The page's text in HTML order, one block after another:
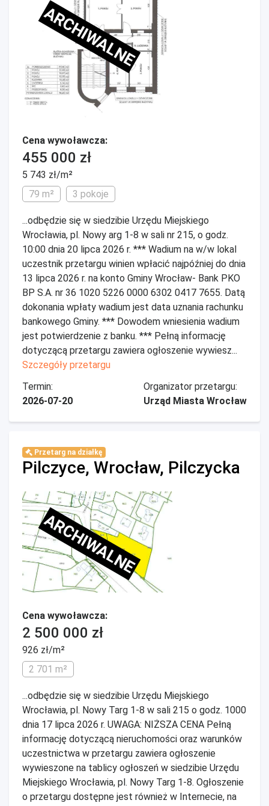
ARCHIWALNE
Cena wywoławcza:
455 000 zł
5 743 zł/m²
79 m²
3 pokoje
...odbędzie się w siedzibie Urzędu Miejskiego
Wrocławia, pl. Nowy arg 1-8 w sali nr 215, o godz.
10:00 dnia 20 lipca 2026 r. *** Wadium na w/w lokal
uczestnik przetargu winien wpłacić najpóźniej do dnia
13 lipca 2026 r. na konto Gminy Wrocław- Bank PKO
BP S.A. nr 36 1020 5226 0000 6302 0417 7655. Datą
dokonania wpłaty wadium jest data uznania rachunku
bankowego Gminy. *** Dowodem wniesienia wadium
jest potwierdzenie z banku. *** Pełną informację
dotyczącą przetargu zawiera ogłoszenie wywiesz...
Szczegóły przetargu
Termin:
2026-07-20
Organizator przetargu:
Urząd Miasta Wrocław
Przetarg na działkę
Pilczyce, Wrocław, Pilczycka
ARCHIWALNE
Cena wywoławcza:
2 500 000 zł
926 zł/m²
2 701 m²
...odbędzie się w siedzibie Urzędu Miejskiego
Wrocławia, pl. Nowy Targ 1-8 w sali 215 o godz. 1000
dnia 17 lipca 2026 r. UWAGA: NIŻSZA CENA Pełną
informację dotyczącą nieruchomości oraz warunków
uczestnictwa w przetargu zawiera ogłoszenie
wywieszone na tablicy ogłoszeń w siedzibie Urzędu
Miejskiego Wrocławia, pl. Nowy Targ 1-8. Ogłoszenie
o przetargu dostępne jest również w Internecie, na